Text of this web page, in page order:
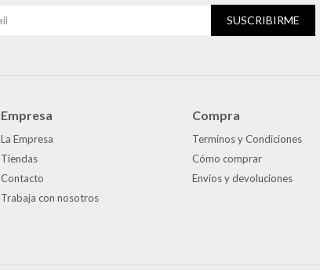
Empresa
La Empresa
Tiendas
Contacto
Trabaja con nosotros
Compra
Terminos y Condiciones
Cómo comprar
Envíos y devoluciones
SUSCRIBIRME